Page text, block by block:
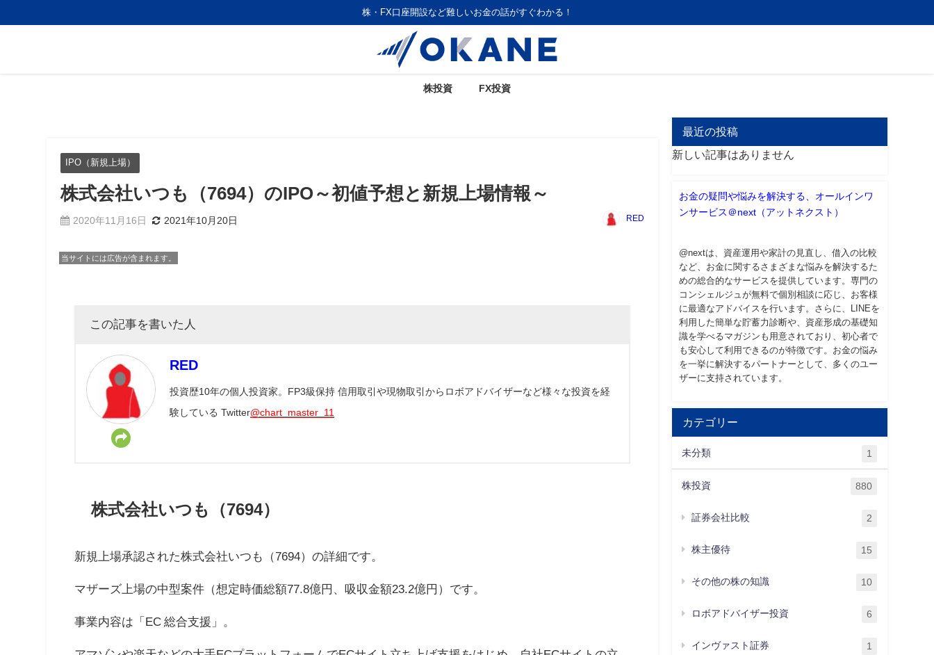
株・FX口座開設など難しいお金の話がすぐわかる！
株投資 FX投資
IPO（新規上場）
株式会社いつも（7694）のIPO～初値予想と新規上場情報～
2020年11月16日 2021年10月20日 RED
当サイトには広告が含まれます。
この記事を書いた人
RED
投資歴10年の個人投資家。FP3級保持 信用取引や現物取引からロボアドバイザーなど様々な投資を経
験している Twitter@chart_master_11
株式会社いつも（7694）
新規上場承認された株式会社いつも（7694）の詳細です。
マザーズ上場の中型案件（想定時価総額77.8億円、吸収金額23.2億円）です。
事業内容は「EC 総合支援」。
最近の投稿
新しい記事はありません
お金の疑問や悩みを解決する、オールインワ
ンサービス＠next（アットネクスト）
@nextは、資産運用や家計の見直し、借入の比較
など、お金に関するさまざまな悩みを解決するた
めの総合的なサービスを提供しています。専門の
コンシェルジュが無料で個別相談に応じ、お客様
に最適なアドバイスを行います。さらに、LINEを
利用した簡単な貯蓄力診断や、資産形成の基礎知
識を学べるマガジンも用意されており、初心者で
も安心して利用できるのが特徴です。お金の悩み
を一挙に解決するパートナーとして、多くのユー
ザーに支持されています。
カテゴリー
未分類 1
株投資 880
証券会社比較 2
株主優待 15
その他の株の知識 10
ロボアドバイザー投資 6
インヴァスト証券 1